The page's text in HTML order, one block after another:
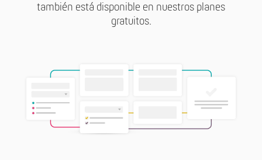
también está disponible en nuestros planes
gratuitos.